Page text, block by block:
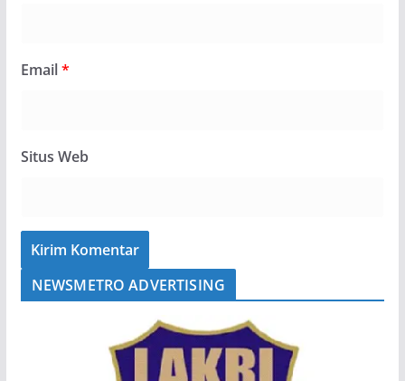
Email*
Situs Web
NEWSMETRO ADVERTISING